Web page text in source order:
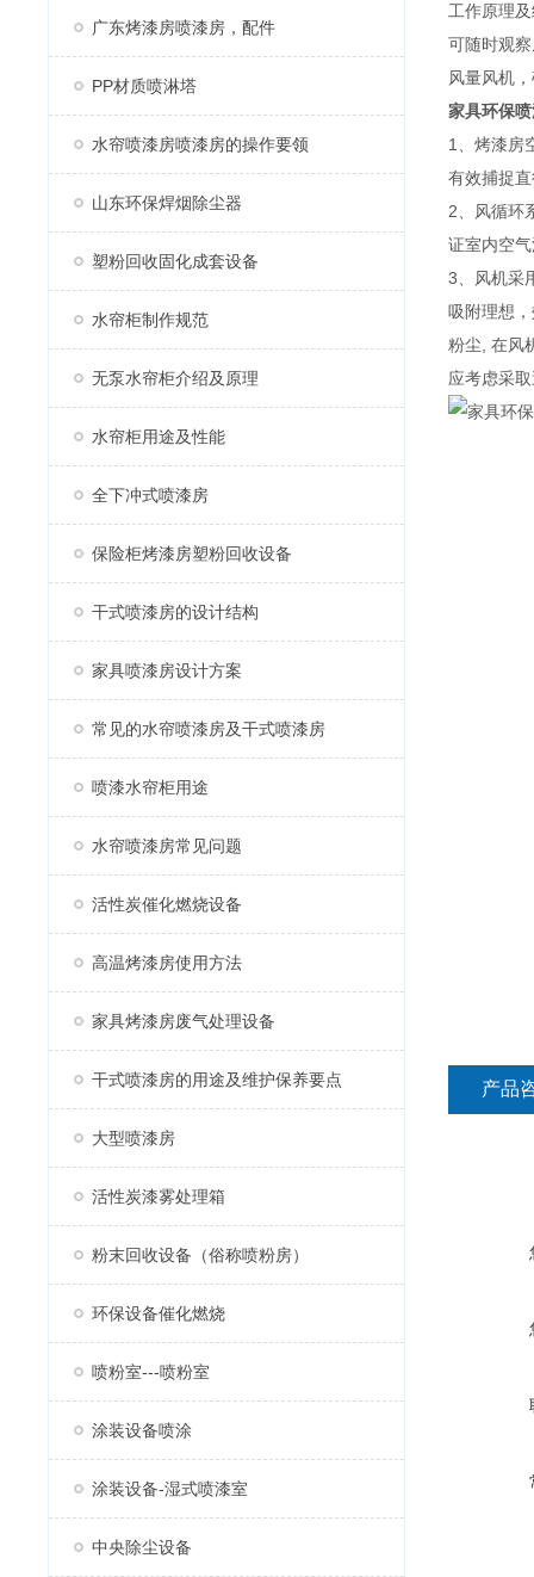
广东烤漆房喷漆房，配件
PP材质喷淋塔
水帘喷漆房喷漆房的操作要领
山东环保焊烟除尘器
塑粉回收固化成套设备
水帘柜制作规范
无泵水帘柜介绍及原理
水帘柜用途及性能
全下冲式喷漆房
保险柜烤漆房塑粉回收设备
干式喷漆房的设计结构
家具喷漆房设计方案
常见的水帘喷漆房及干式喷漆房
喷漆水帘柜用途
水帘喷漆房常见问题
活性炭催化燃烧设备
高温烤漆房使用方法
家具烤漆房废气处理设备
干式喷漆房的用途及维护保养要点
大型喷漆房
活性炭漆雾处理箱
粉末回收设备（俗称喷粉房）
环保设备催化燃烧
喷粉室---喷粉室
涂装设备喷涂
涂装设备-湿式喷漆室
中央除尘设备
工作原理
可随时观
风量风机
家具环保
1、烤漆房
有效捕捉
2、风循环
证室内空
3、风机采
吸附理想
粉尘, 在风
应考虑采
产品